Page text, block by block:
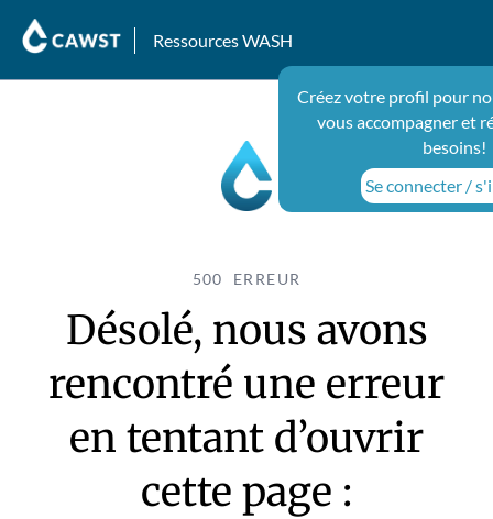
Ressources WASH
Créez votre profil pour
vous accompagner et
besoins!
Se connecter /
500 ERREUR
Désolé, nous avons
rencontré une erreur
en tentant d’ouvrir
cette page :